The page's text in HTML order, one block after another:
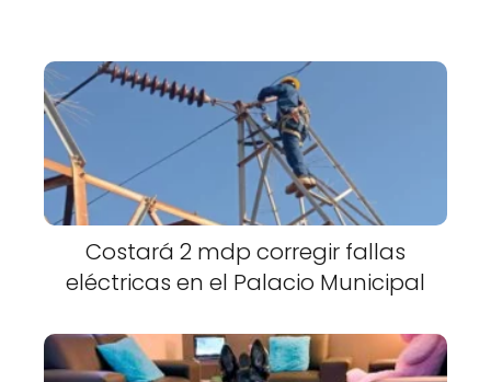
Costará 2 mdp corregir fallas
eléctricas en el Palacio Municipal